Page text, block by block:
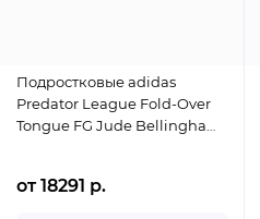
Подростковые adidas
Predator League Fold-Over
Tongue FG Jude Bellingham
от 18291 р.